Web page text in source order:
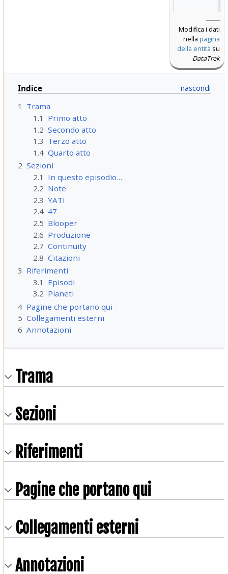
Modifica i dati
nella pagina
della entità su
DataTrek
Indice
1
Trama
1.1
Primo atto
1.2 Secondo atto
1.3 Terzo atto
1.4 Quarto atto
2 Sezioni
2.1
In questo episodio…
2.2 Note
2.3 YATI
2.4 47
2.5 Blooper
2.6 Produzione
2.7 Continuity
2.8 Citazioni
3 Riferimenti
3.1
Episodi
3.2 Pianeti
4 Pagine che portano qui
5 Collegamenti esterni
6 Annotazioni
Trama
Sezioni
Riferimenti
Pagine che portano qui
Collegamenti esterni
Annotazioni